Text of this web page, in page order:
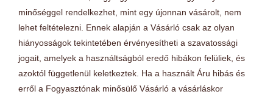
minőséggel rendelkezhet, mint egy újonnan vásárolt, nem
lehet feltételezni. Ennek alapján a Vásárló csak az olyan
hiányosságok tekintetében érvényesítheti a szavatossági
jogait, amelyek a használtságból eredő hibákon felüliek, és
azoktól függetlenül keletkeztek. Ha a használt Áru hibás és
erről a Fogyasztónak minősülő Vásárló a vásárláskor